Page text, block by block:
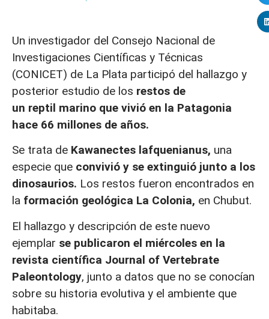
Un investigador del Consejo Nacional de
Investigaciones Científicas y Técnicas
(CONICET) de La Plata participó del hallazgo y
posterior estudio de los restos de
un reptil marino que vivió en la Patagonia
hace 66 millones de años.
Se trata de Kawanectes lafquenianus, una
especie que convivió y se extinguió junto a los
dinosaurios. Los restos fueron encontrados en
la formación geológica La Colonia, en Chubut.
El hallazgo y descripción de este nuevo
ejemplar se publicaron el miércoles en la
revista científica Journal of Vertebrate
Paleontology, junto a datos que no se conocían
sobre su historia evolutiva y el ambiente que
habitaba.